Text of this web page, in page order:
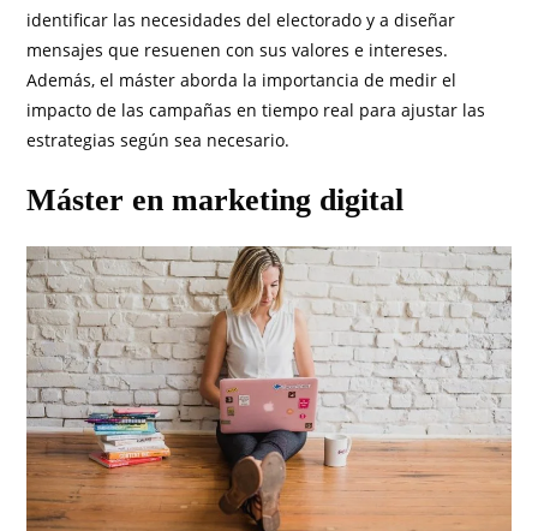
identificar las necesidades del electorado y a diseñar
mensajes que resuenen con sus valores e intereses.
Además, el máster aborda la importancia de medir el
impacto de las campañas en tiempo real para ajustar las
estrategias según sea necesario.
Máster en marketing digital